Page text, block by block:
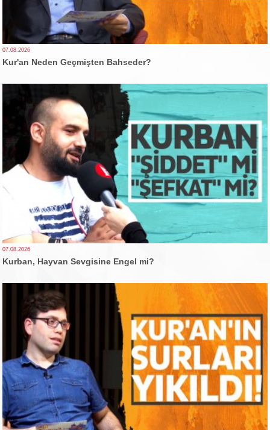
07.08.2026
Kur'an Neden Geçmişten Bahseder?
07.08.2026
Kurban, Hayvan Sevgisine Engel mi?